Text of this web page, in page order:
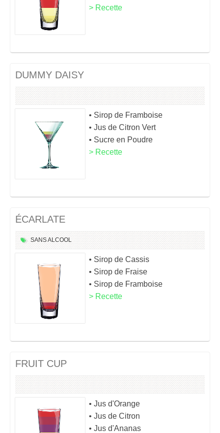
> Recette
DUMMY DAISY
• Sirop de Framboise
• Jus de Citron Vert
• Sucre en Poudre
> Recette
ÉCARLATE
SANS ALCOOL
• Sirop de Cassis
• Sirop de Fraise
• Sirop de Framboise
> Recette
FRUIT CUP
• Jus d'Orange
• Jus de Citron
• Jus d'Ananas